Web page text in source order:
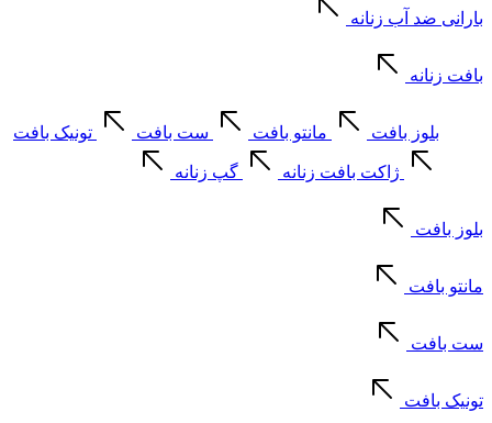
بارانی ضد آب زنانه
بافت زنانه
بلوز بافت مانتو بافت ست بافت تونیک بافت
ژاکت بافت زنانه گپ زنانه
بلوز بافت
مانتو بافت
ست بافت
تونیک بافت